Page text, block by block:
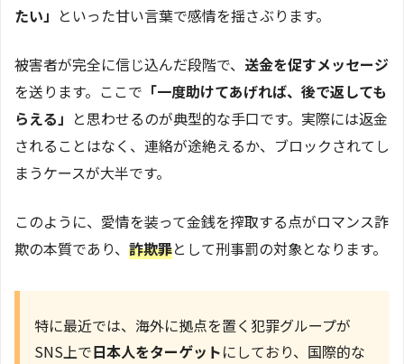
たい」 といった甘い言葉で感情を揺さぶります。
被害者が完全に信じ込んだ段階で、 送金を促すメッセージ
を送ります。ここで 「一度助けてあげれば、後で返しても
らえる」 と思わせるのが典型的な手口です。実際には返金
されることはなく、連絡が途絶えるか、ブロックされてし
まうケースが大半です。
このように、愛情を装って金銭を搾取する点がロマンス詐
欺の本質であり、 詐欺罪として刑事罰の対象となります。
特に最近では、海外に拠点を置く犯罪グループが
SNS上で日本人をターゲットにしており、国際的な